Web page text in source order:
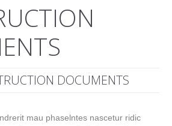
DOCUMENTS
mau phaselntes nascetur ridic